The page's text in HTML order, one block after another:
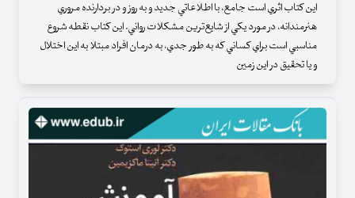
اين كتاب اثري است جامع، با اطلاعاتي جديد و به روز و در بردارنده‌ مروري
هنرمندانه، در مورد يكي از شايع‌ترين مشكلات رواني. اين كتاب نقطه‌ شروع
مناسبي است براي كساني كه به طور جدي، به درمان افراد مبتلا به اين اختلال
و يا تحقيق در اين زمين